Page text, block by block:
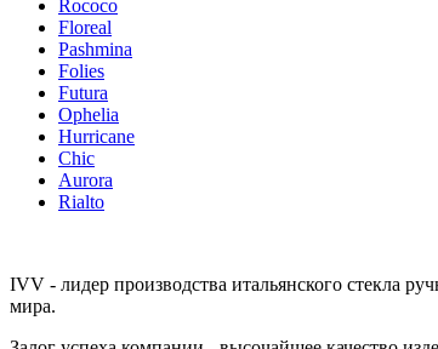
Rococo
Floreal
Pashmina
Folies
Futura
Ophelia
Hurricane
Chic
Aurora
Rialto
IVV - лидер производства итальянского стекла
мира.